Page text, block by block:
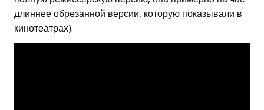
длиннее обрезанной версии, которую показывали в
кинотеатрах).